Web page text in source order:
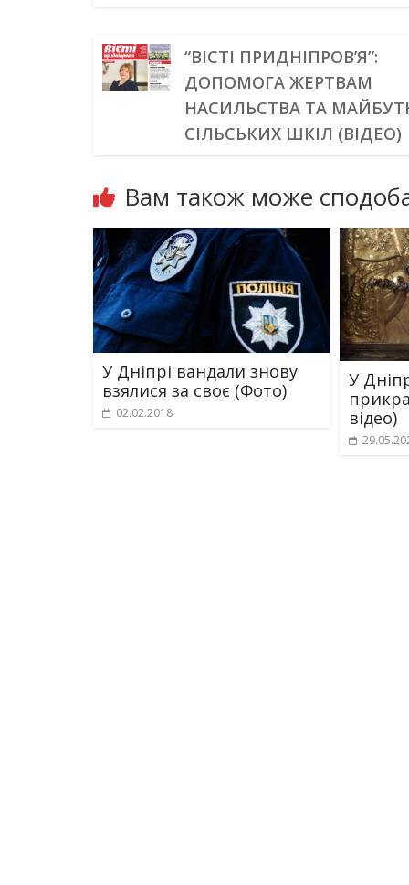
“ВІСТІ ПРИДНІПРОВ’Я”:
ДОПОМОГА ЖЕРТВАМ
НАСИЛЬСТВА ТА
СІЛЬСЬКИХ ШКІЛ (ВІДЕО)
Вам також може
У Дніпрі вандали знову
взялися за своє (Фото)
02.02.2018
У
відео)